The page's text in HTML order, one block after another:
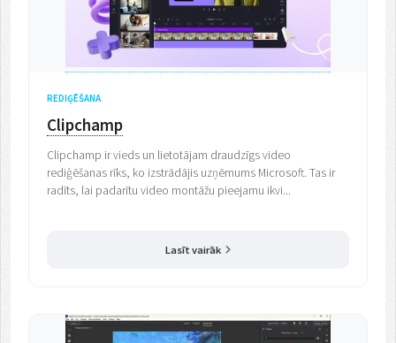
REDIĢĒŠANA
Clipchamp
Clipchamp ir vieds un lietotājam draudzīgs video
rediģēšanas rīks, ko izstrādājis uzņēmums Microsoft. Tas ir
radīts, lai padarītu video montāžu pieejamu ikvi...
Lasīt vairāk